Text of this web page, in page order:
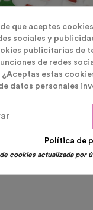
que aceptes
sociales y
publicitarias de
de redes
estas
datos personales
Política de
cookies actualizada por